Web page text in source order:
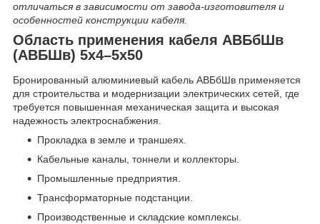
отличаться в зависимости от завода-изготовителя и
особенностей конструкции кабеля.
Область применения кабеля АВБбШв
(АВБШв) 5х4–5х50
Бронированный алюминиевый кабель АВБбШв применяется
для строительства и модернизации электрических сетей, где
требуется повышенная механическая защита и высокая
надежность электроснабжения.
Прокладка в земле и траншеях.
Кабельные каналы, тоннели и коллекторы.
Промышленные предприятия.
Трансформаторные подстанции.
Производственные и складские комплексы.